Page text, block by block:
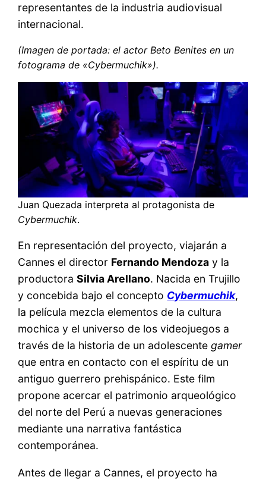
representantes de la industria audiovisual
internacional.
(Imagen de portada: el actor Beto Benites en un
fotograma de «Cybermuchik»).
Juan Quezada interpreta al protagonista de
Cybermuchik.
En representación del proyecto, viajarán a
Cannes el director Fernando Mendoza y la
productoraSilvia Arellano. Nacida en Trujillo
y concebida bajo el concepto Cybermuchik,
la película mezcla elementos de la cultura
mochica y el universo de los videojuegos a
través de la historia de un adolescentegamer
que entra en contacto con el espíritu de un
antiguo guerrero prehispánico. Este film
propone acercar el patrimonio arqueológico
del norte del Perú a nuevas generaciones
mediante una narrativa fantástica
contemporánea.
Antes de llegar a Cannes, el proyecto ha